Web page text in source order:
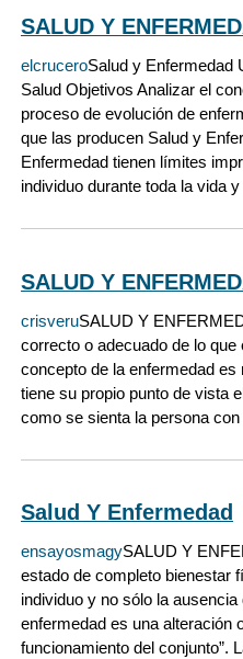
SALUD Y
elcruceroSalud y Enfermedad
Salud Objetivos Analizar el
proceso de evolución de
que las producen Salud y
Enfermedad tienen límites
individuo durante toda la vida y
SALUD Y
crisveruSALUD Y
correcto o adecuado de lo
concepto de la enfermedad
tiene su propio punto de vista
como se sienta la persona
Salud Y Enfermedad
ensayosmagySALUD Y
estado de completo bienestar
individuo y no sólo la ausencia
enfermedad es una alteración
funcionamiento del conjunto”.